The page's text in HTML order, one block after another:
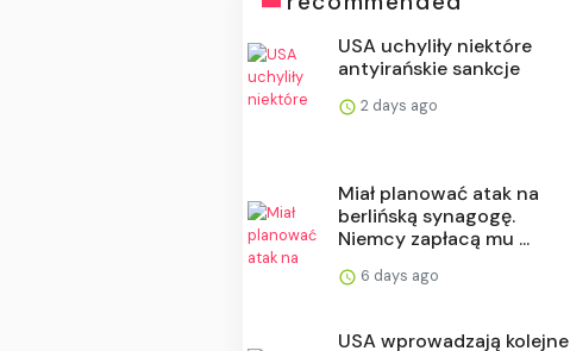
USA uchyliły niektóre
antyirańskie sankcje
2 days ago
Miał planować atak na
berlińską synagogę.
Niemcy zapłacą mu ...
6 days ago
USA wprowadzają kolejne